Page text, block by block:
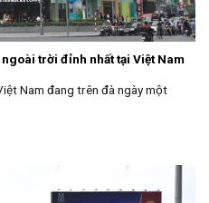
trời đỉnh nhất tại Việt Nam
Nam đang trên đà ngày một